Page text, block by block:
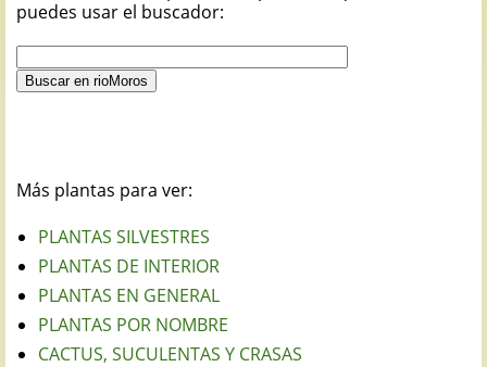
puedes usar el buscador:
Más plantas para ver:
PLANTAS SILVESTRES
PLANTAS DE INTERIOR
PLANTAS EN GENERAL
PLANTAS POR NOMBRE
CACTUS, SUCULENTAS Y CRASAS